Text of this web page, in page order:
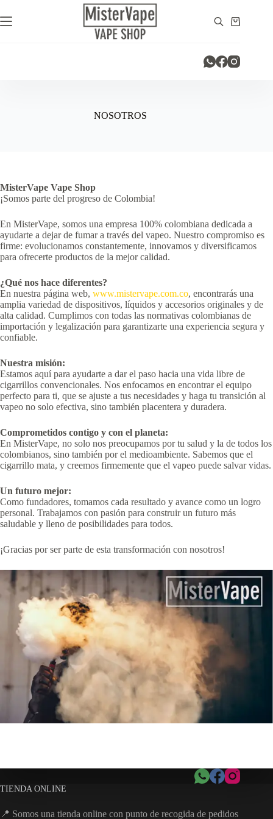
al
contenido
Carro
NOSOTROS
MisterVape Vape Shop
¡Somos parte del progreso de Colombia!
En MisterVape, somos una empresa 100% colombiana dedicada a
ayudarte a dejar de fumar a través del vapeo. Nuestro compromiso es
firme: evolucionamos constantemente, innovamos y diversificamos
para ofrecerte productos de la mejor calidad.
¿Qué nos hace diferentes?
En nuestra página web, www.mistervape.com.co, encontrarás una
amplia variedad de dispositivos, líquidos y accesorios originales y de
alta calidad. Cumplimos con todas las normativas colombianas de
importación y legalización para garantizarte una experiencia segura y
confiable.
Nuestra misión:
Estamos aquí para ayudarte a dar el paso hacia una vida libre de
cigarrillos convencionales. Nos enfocamos en encontrar el equipo
perfecto para ti, que se ajuste a tus necesidades y haga tu transición al
vapeo no solo efectiva, sino también placentera y duradera.
Comprometidos contigo y con el planeta:
En MisterVape, no solo nos preocupamos por tu salud y la de todos los
colombianos, sino también por el medioambiente. Sabemos que el
cigarrillo mata, y creemos firmemente que el vapeo puede salvar vidas.
Un futuro mejor:
Como fundadores, tomamos cada resultado y avance como un logro
personal. Trabajamos con pasión para construir un futuro más
saludable y lleno de posibilidades para todos.
¡Gracias por ser parte de esta transformación con nosotros!
TIENDA ONLINE
📍 Somos una tienda online con punto de recogida de pedidos